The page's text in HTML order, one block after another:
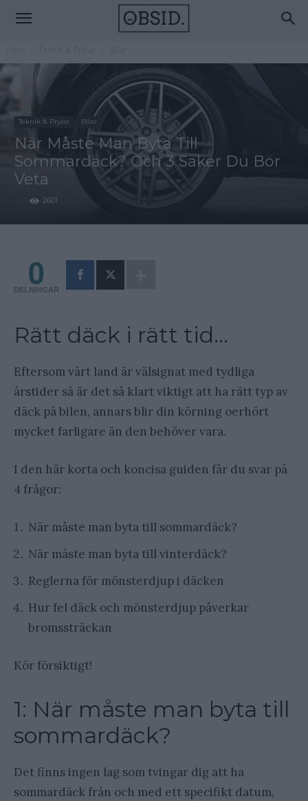
Teknik & Prylar Bilar
När Måste Man Byta Till
Sommardäck? Och 3 Saker Du Bör
Veta
2601
0
DELNINGAR
Rätt däck i rätt tid…
Eftersom vårt land är välsignat med tydliga
årstider så är det så klart viktigt att ha rätt typ av
däck på bilen, annars blir din körning oerhört
mycket farligare än den behöver vara.
I den här korta och koncisa guiden får du svar på
4 frågor:
När måste man byta till sommardäck?
När måste man byta till vinterdäck?
Reglerna för mönsterdjup i däcken
Hur fel däck och mönsterdjup påverkar
bromssträckan
Kör försiktigt!
1: När måste man byta till
sommardäck?
Det finns ingen lag som tvingar dig att ha
sommardäck från och med ett specifikt datum,